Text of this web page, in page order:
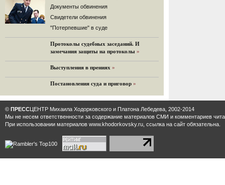
поддержали 12%.
129 комментариев
Вечер у Ходорковских. Вспоминает Иван Стариков.
11.08.2014
«Удивительно сильная, мощная и
достойная только преклонения
Гости и ведущие «Эха Москвы» чтут
память Марины Филипповны.
10 комментариев
Марина Филипповна Ходорковская:
«Я долго была молодой!»
"Новая" рассказывает о судьбе
Документы обвинения
Свидетели обвинения
"Потерпевшие" в суде
Протоколы судебных заседаний. И
замечания защиты на протоколы »
Выступления в прениях »
Постановления суда и приговор »
© ПРЕССЦЕНТР Михаила Ходорковского и Платона Лебедева, 2002-2014
Мы не несем ответственности за содержание материалов CМИ и комментариев
При использовании материалов www.khodorkovsky.ru, ссылка на сайт обязательна.